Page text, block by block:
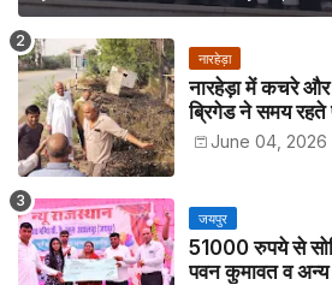
नारहेड़ा
नारहेड़ा में कचरे
ब्रिगेड ने समय रहते
June 04, 2026
जयपुर
51000 रुपये से
पवन कुमावत व अन्य